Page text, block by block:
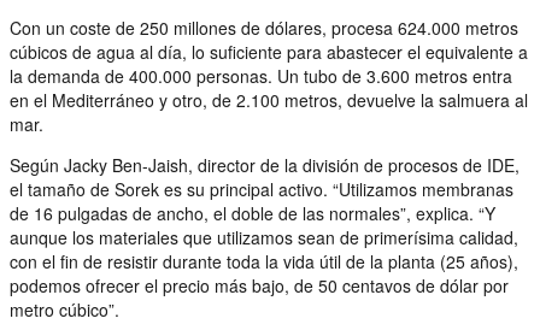
Con un coste de 250 millones de dólares, procesa 624.000 metros
cúbicos de agua al día, lo suficiente para abastecer el equivalente a
la demanda de 400.000 personas. Un tubo de 3.600 metros entra
en el Mediterráneo y otro, de 2.100 metros, devuelve la salmuera al
mar.
Según Jacky Ben-Jaish, director de la división de procesos de IDE,
el tamaño de Sorek es su principal activo. “Utilizamos membranas
de 16 pulgadas de ancho, el doble de las normales”, explica. “Y
aunque los materiales que utilizamos sean de primerísima calidad,
con el fin de resistir durante toda la vida útil de la planta (25 años),
podemos ofrecer el precio más bajo, de 50 centavos de dólar por
metro cúbico”.